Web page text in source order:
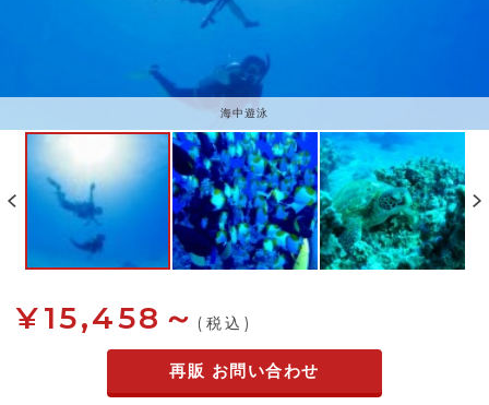
海中遊泳
¥15,458～ (税込)
再販 お問い合わせ